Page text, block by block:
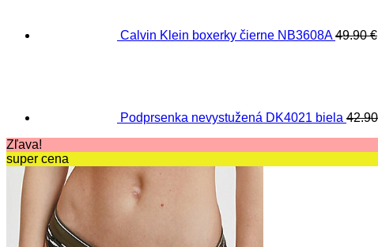
Calvin Klein boxerky čierne NB3608A 49.90€
Podprsenka nevystužená DK4021 biela
Zľava!
super cena